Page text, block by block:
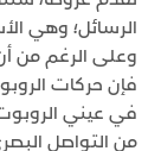
الرسائل؛ وهي
وعلى الرغم من
فإن حركات
في عيني
من التواصل